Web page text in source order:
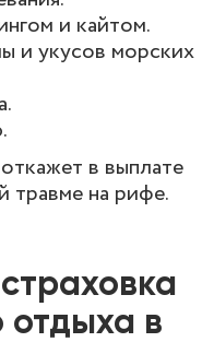
и кайтом.
и укусов морских
в выплате
травме на рифе.
отдыха в